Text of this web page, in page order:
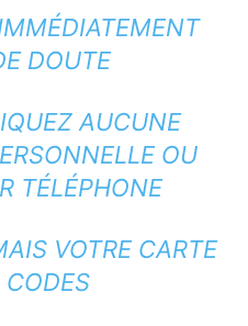
DOUTE
AUCUNE
OU
TÉLÉPHONE
VOTRE CARTE
CODES